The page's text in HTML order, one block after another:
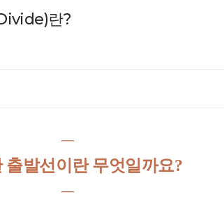
란?
―
출발선이란 무엇일까요?
―